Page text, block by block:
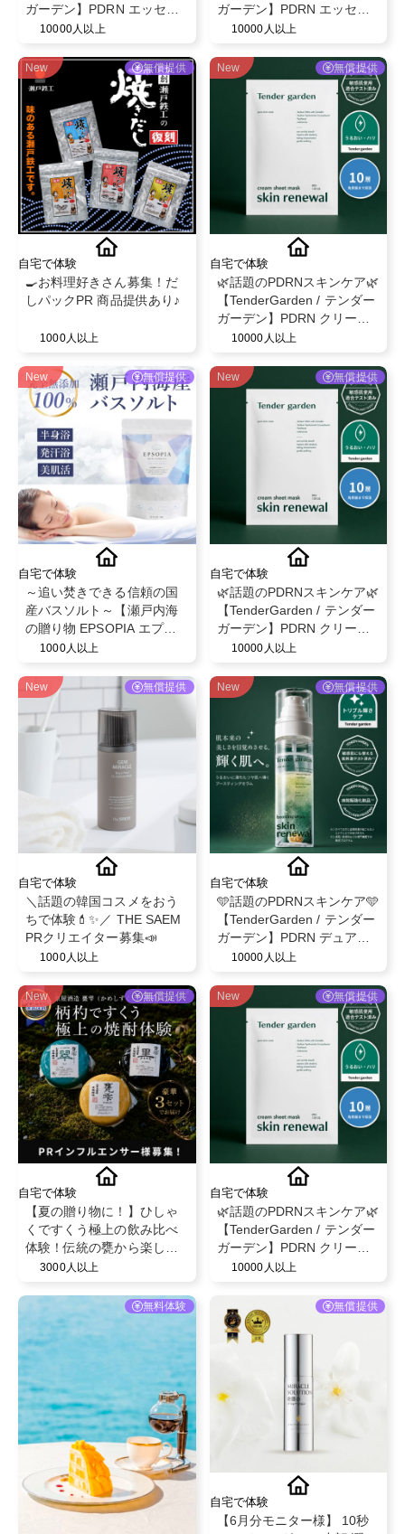
ガーデン】PDRN エッセン
スクリーム 80ml モニター募
10000人以上
ガーデン】PDRN エッセン
スクリーム 80ml モニター募
10000人以上
New 無償提供
自宅で体験
🍳お料理好きさん募集！だ
しパックPR 商品提供あり♪
1000人以上
New 無償提供
自宅で体験
🌿話題のPDRNスキンケア🌿
【TenderGarden / テンダー
ガーデン】PDRN クリーム
シートマスク 30g × 5枚 モ
10000人以上
New 無償提供
自宅で体験
～追い焚きできる信頼の国
産バスソルト～【瀬戸内海
の贈り物 EPSOPIA エプソ
ピア】@EPSOPIA
1000人以上
New 無償提供
自宅で体験
🌿話題のPDRNスキンケア🌿
【TenderGarden / テンダー
ガーデン】PDRN クリーム
シートマスク 30g × 5枚 モ
10000人以上
New 無償提供
自宅で体験
＼話題の韓国コスメをおう
ちで体験💄✨／ THE SAEM
PRクリエイター募集📣
1000人以上
New 無償提供
自宅で体験
🩵話題のPDRNスキンケア🩵
【TenderGarden / テンダー
ガーデン】PDRN デュアル
ブースト 美容液ミスト モニ
10000人以上
New 無償提供
自宅で体験
【夏の贈り物に！】ひしゃ
くですくう極上の飲み比べ
体験！伝統の甕から楽しむ
フルーティーな芋焼酎「甕
3本セット」PRインフルエ
ンサー様募集！
3000人以上
New 無償提供
自宅で体験
🌿話題のPDRNスキンケア🌿
【TenderGarden / テンダー
ガーデン】PDRN クリーム
シートマスク 30g × 5枚 モ
10000人以上
無料体験 無償提供
自宅で体験
【6月分モニター様】 10秒